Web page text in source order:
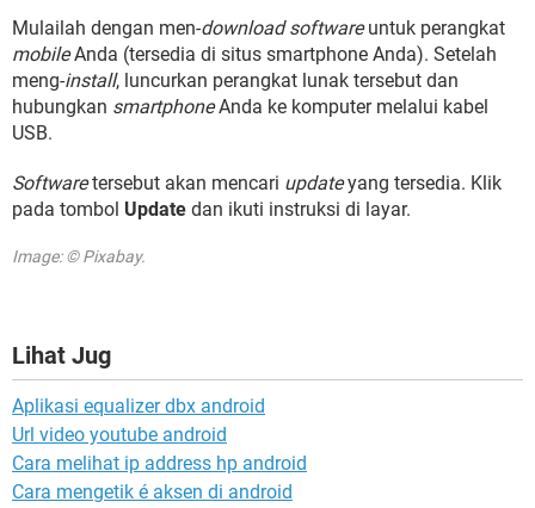
Mulailah dengan men-download softwareuntuk perangkat
mobileAnda (tersedia di situs smartphone Anda). Setelah
meng-install, luncurkan perangkat lunak tersebut dan
hubungkan smartphoneAnda ke komputer melalui kabel
USB.
Softwaretersebut akan mencari updateyang tersedia. Klik
pada tombol Update dan ikuti instruksi di layar.
Image: © Pixabay.
Lihat Jug
Aplikasi equalizer dbx android
Url video youtube android
Cara melihat ip address hp android
Cara mengetik é aksen di android